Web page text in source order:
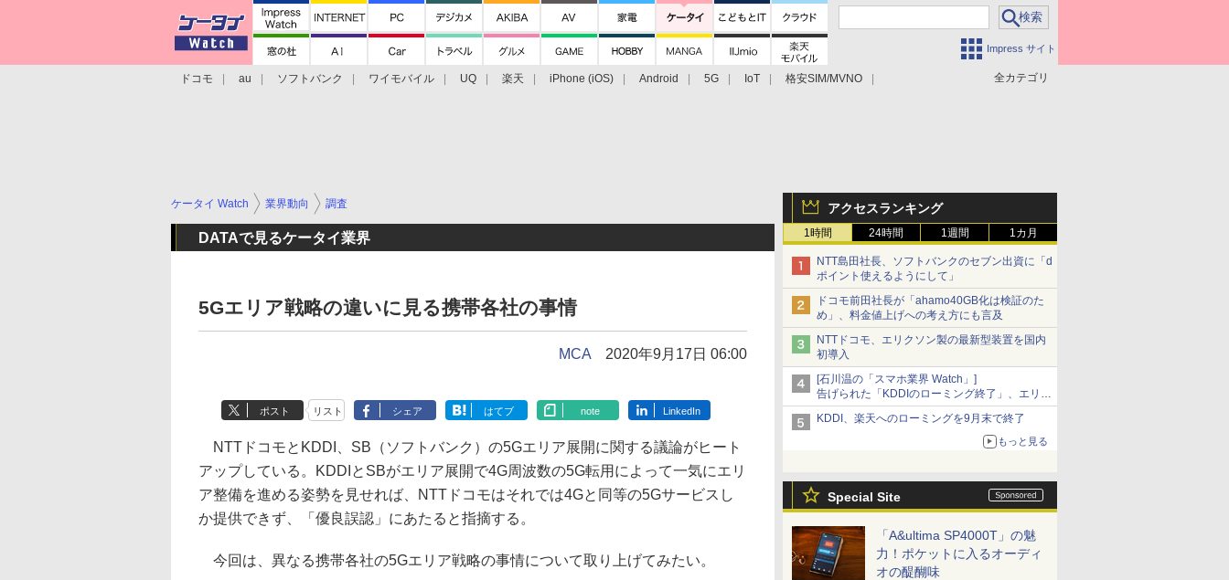
Impress サイト
全カテゴリ
ドコモ au ソフトバンク ワイモバイル UQ 楽天 iPhone (iOS) Android 5G IoT
格安SIM/MVNO
アクセスランキング
1時間 24時間 1週間 1カ月
NTT島田社長、ソフトバンクのセブン出資に「d
ポイント使えるようにして」
ドコモ前田社長が「ahamo40GB化は検証のた
め」、料金値上げへの考え方にも言及
NTTドコモ、エリクソン製の最新型装置を国内
初導入
[石川温の「スマホ業界 Watch」]
告げられた「KDDIのローミング終了」、エリア
マップの落とし穴と楽天モバイルの課題
KDDI、楽天へのローミングを9月末で終了
もっと見る
Special Site
「A&ultima SP4000T」の魅
力！ポケットに入るオーディ
オの醍醐味
ケータイ Watch 業界動向 調査
DATAで見るケータイ業界
5Gエリア戦略の違いに見る携帯各社の事情
MCA 2020年9月17日 06:00
ポスト リスト シェア はてブ note LinkedIn
NTTドコモとKDDI、SB（ソフトバンク）の5Gエリア展開に関する議論がヒート
アップしている。KDDIとSBがエリア展開で4G周波数の5G転用によって一気にエリ
ア整備を進める姿勢を見せれば、NTTドコモはそれでは4Gと同等の5Gサービスし
か提供できず、「優良誤認」にあたると指摘する。
今回は、異なる携帯各社の5Gエリア戦略の事情について取り上げてみたい。